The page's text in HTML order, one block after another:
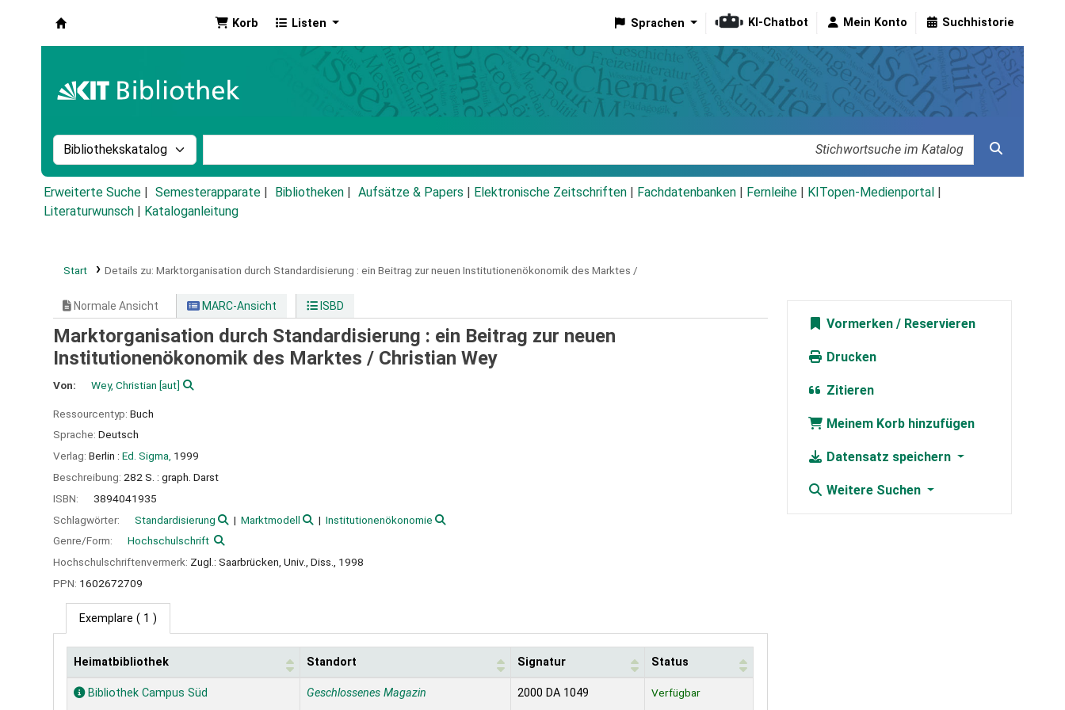
Korb Listen Sprachen KI-Chatbot Mein Konto Suchhistorie
Suche im Katalog nach:
Erweiterte Suche Semesterapparate Bibliotheken Aufsätze & Papers Elektronische Zeitschriften Fachdatenbanken Fernleihe KITopen-Medienportal
Literaturwunsch
Kataloganleitung
Start Details zu: Marktorganisation durch Standardisierung : ein Beitrag zur neuen Institutionenökonomik des Marktes /
Normale Ansicht MARC-Ansicht ISBD
Marktorganisation durch Standardisierung : ein Beitrag zur neuen
Institutionenökonomik des Marktes / Christian Wey
Von: Wey, Christian [aut]
Ressourcentyp: Buch
Sprache: Deutsch
Verlag: Berlin : Ed. Sigma, 1999
Beschreibung: 282 S. : graph. Darst
ISBN:
3894041935
Schlagwörter:
Standardisierung Marktmodell
Institutionenökonomie
Genre/Form:
Hochschulschrift
Hochschulschriftenvermerk: Zugl.: Saarbrücken, Univ., Diss., 1998
PPN: 1602672709
Exemplare ( 1 )
Exemplare
Heimatbibliothek Standort Signatur Status
Bibliothek Campus Süd Geschlossenes Magazin 2000 DA 1049 Verfügbar
Vormerken
Drucken
Zitieren
Meinem Korb hinzufügen
Datensatz speichern
Weitere Suchen